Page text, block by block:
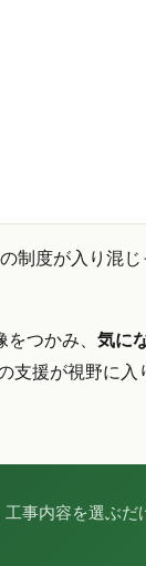
制度が入り混
つかみ、 気に
支援が視野に入
事内容を選ぶだ